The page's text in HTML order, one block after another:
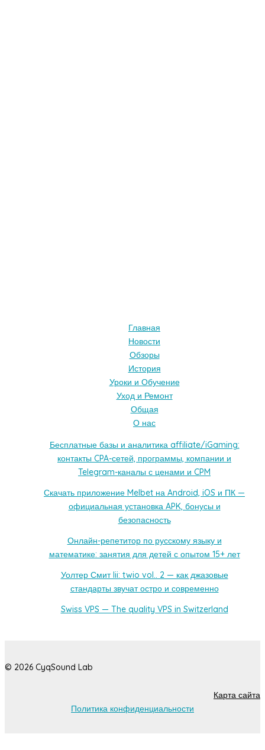
Главная
Новости
Обзоры
История
Уроки и Обучение
Уход и Ремонт
Общая
О нас
Бесплатные базы и аналитика affiliate/iGaming:
контакты CPA-сетей, программы, компании и
Telegram-каналы с ценами и CPM
Скачать приложение Melbet на Android, iOS и ПК —
официальная установка APK, бонусы и
безопасность
Онлайн-репетитор по русскому языку и
математике: занятия для детей с опытом 15+ лет
Уолтер Смит Iii: twio vol.. 2 — как джазовые
стандарты звучат остро и современно
Swiss VPS — The quality VPS in Switzerland
© 2026 CyqSound Lab
Карта сайта
Политика конфиденциальности